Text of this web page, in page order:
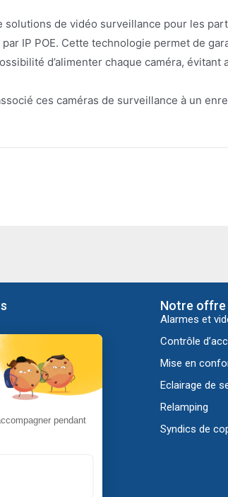
solutions de vidéo surveillance pour les
IP POE. Cette technologie permet de
d’alimenter chaque caméra,
ces caméras de surveillance à un
Notre offre
Alarmes et
Contrôle
Mise en
Eclairage de
Relamping
Syndics de